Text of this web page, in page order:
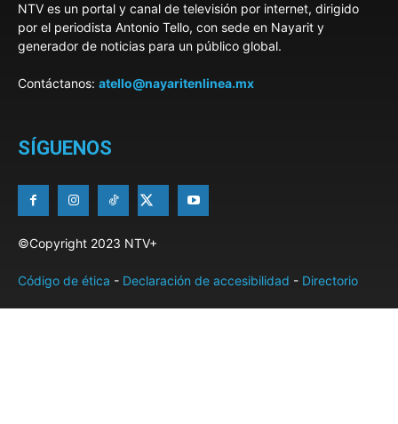
NTV es un portal y canal de televisión por internet, dirigido
por el periodista Antonio Tello, con sede en Nayarit y
generador de noticias para un público global.
Contáctanos: atello@nayaritenlinea.mx
SÍGUENOS
©Copyright 2023 NTV+
Código de ética - Declaración de accesibilidad - Directorio